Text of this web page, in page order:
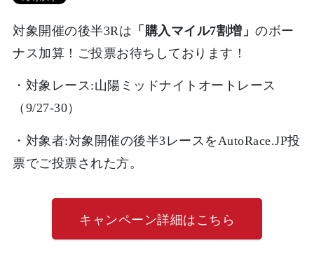
対象開催の後半3Rは 「購入マイル7割増」 のボー
ナス加算！ご投票お待ちしております！
・対象レース:山陽 ミッドナイトオートレース
（9/27-30）
・対象者:対象開催の後半3レースをAutoRace.JP投
票でご投票された方。
キャンペーン詳細はこちら